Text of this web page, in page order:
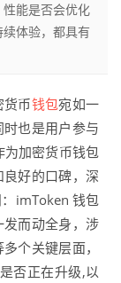
能是否会优化
体验，都具有
币钱包宛如一
也是用户参与
为加密货币钱包
好的口碑，深
imToken 钱包
而动全身，涉
多个关键层面，
否正在升级,以